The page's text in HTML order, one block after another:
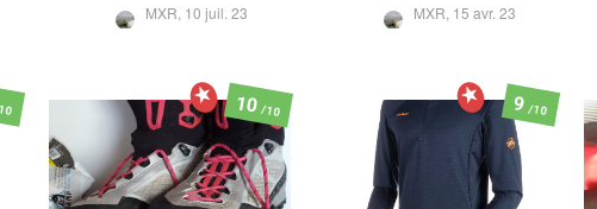
MXR, 10 juil. 23 MXR, 15 avr. 23
10/10 9/10